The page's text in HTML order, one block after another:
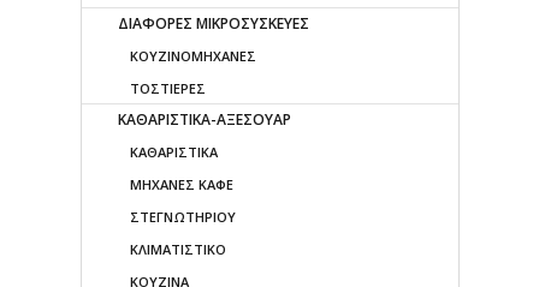
ΔΙΑΦΟΡΕΣ ΜΙΚΡΟΣΥΣΚΕΥΕΣ
ΚΟΥΖΙΝΟΜΗΧΑΝΕΣ
ΤΟΣΤΙΕΡΕΣ
ΚΑΘΑΡΙΣΤΙΚΑ-ΑΞΕΣΟΥΑΡ
ΚΑΘΑΡΙΣΤΙΚΑ
ΜΗΧΑΝΕΣ ΚΑΦΕ
ΣΤΕΓΝΩΤΗΡΙΟΥ
ΚΛΙΜΑΤΙΣΤΙΚΟ
ΚΟΥΖΙΝΑ